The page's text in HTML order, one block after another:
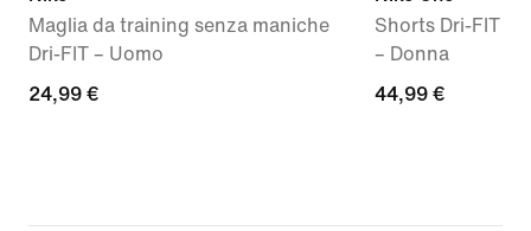
Maglia da training senza maniche
Dri-FIT – Uomo
24,99
24,99 €
Shorts Dri-FIT 2-
– Donna
44,99
44,99 €